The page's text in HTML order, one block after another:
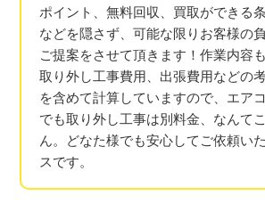
ポイント、無料回収、買取ができる
などを隠さず、可能な限りお客様の
ご提案をさせて頂きます！作業内容
取り外し工事費用、出張費用などの
を含めて計算していますので、エア
でも取り外し工事は別料金、なんて
ん。どなた様でも安心してご依頼い
スです。